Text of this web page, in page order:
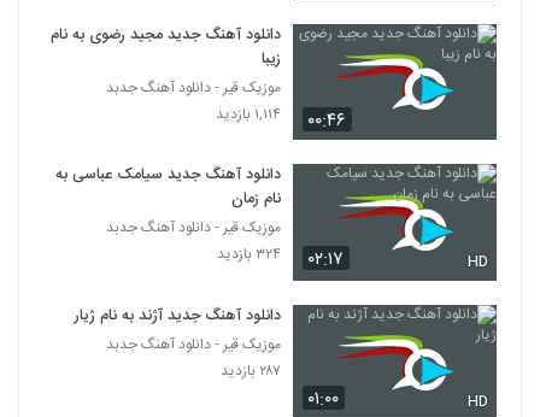
۰۰:۴۶
دانلود آهنگ جدید مجید رضوی به نام
زیبا
موزیک قیر - دانلود آهنگ جدبد
۱,۱۱۴ بازدید
۰۲:۱۷ HD
دانلود آهنگ جدید سیامک عباسی به
نام زمان
موزیک قیر - دانلود آهنگ جدبد
۳۲۴ بازدید
۰۱:۰۰ HD
دانلود آهنگ جدید آژند به نام ژیار
موزیک قیر - دانلود آهنگ جدبد
۲۸۷ بازدید